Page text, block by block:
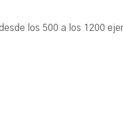
los 500 a los 1200